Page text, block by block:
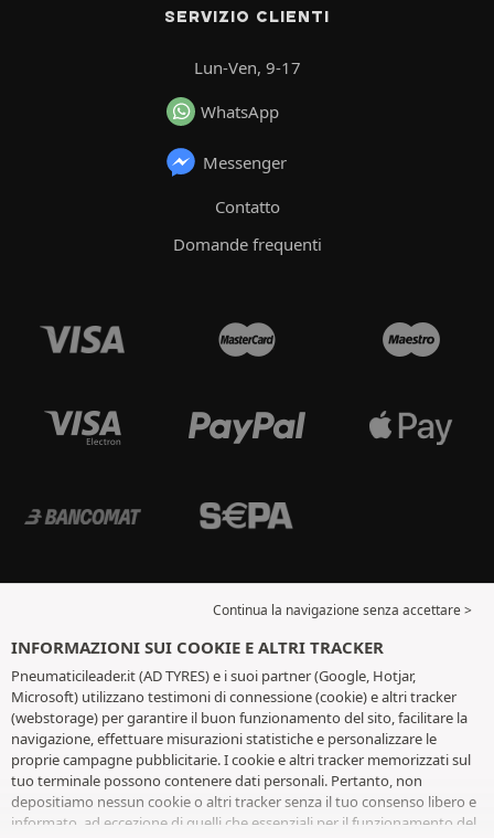
SERVIZIO CLIENTI
Lun-Ven, 9-17
WhatsApp
Messenger
Contatto
Domande frequenti
Continua la navigazione senza accettare >
INFORMAZIONI SUI COOKIE E ALTRI TRACKER
Pneumaticileader.it (AD TYRES) e i suoi partner (Google, Hotjar,
Microsoft) utilizzano testimoni di connessione (cookie) e altri tracker
(webstorage) per garantire il buon funzionamento del sito, facilitare la
navigazione, effettuare misurazioni statistiche e personalizzare le
proprie campagne pubblicitarie. I cookie e altri tracker memorizzati sul
tuo terminale possono contenere dati personali. Pertanto, non
depositiamo nessun cookie o altri tracker senza il tuo consenso libero e
informato, ad eccezione di quelli che essenziali per il funzionamento del